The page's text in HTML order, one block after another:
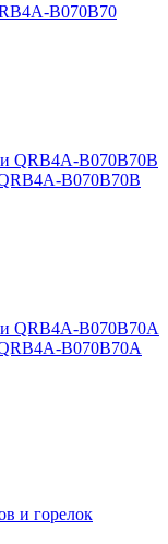
B070B70
B070B70B
B070B70A
и горелок